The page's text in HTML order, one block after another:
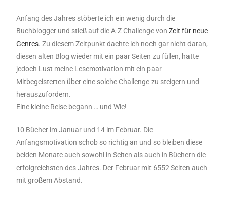
Anfang des Jahres stöberte ich ein wenig durch die
Buchblogger und stieß auf die A-Z Challenge vonZeit für neue
Genres. Zu diesem Zeitpunkt dachte ich noch gar nicht daran,
diesen alten Blog wieder mit ein paar Seiten zu füllen, hatte
jedoch Lust meine Lesemotivation mit ein paar
Mitbegeisterten über eine solche Challenge zu steigern und
herauszufordern.
Eine kleine Reise begann … und Wie!
10 Bücher im Januar und 14 im Februar. Die
Anfangsmotivation schob so richtig an und so bleiben diese
beiden Monate auch sowohl in Seiten als auch in Büchern die
erfolgreichsten des Jahres. Der Februar mit 6552 Seiten auch
mit großem Abstand.